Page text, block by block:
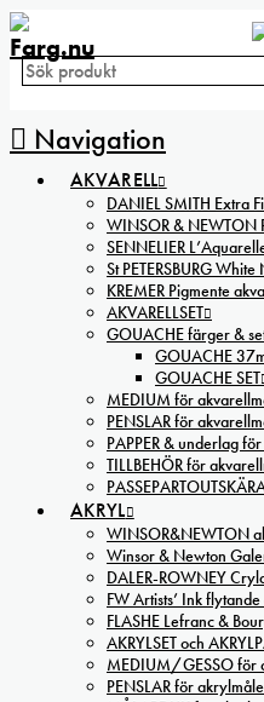
Navigation
AKVARELL
DANIEL SMITH Extra
WINSOR & NEWTON
SENNELIER
St PETERSBURG
KREMER Pigmente
AKVARELLSET
GOUACHE färger &
GOUACHE
GOUACHE SET
MEDIUM för
PENSLAR för
PAPPER & underlag
TILLBEHÖR för
AKRYL
WINSOR&NEWTON
Winsor & Newton
DALER-ROWNEY
FW Artists’ Ink
FLASHE Lefranc &
AKRYLSET och
MEDIUM/GESSO för
PENSLAR för